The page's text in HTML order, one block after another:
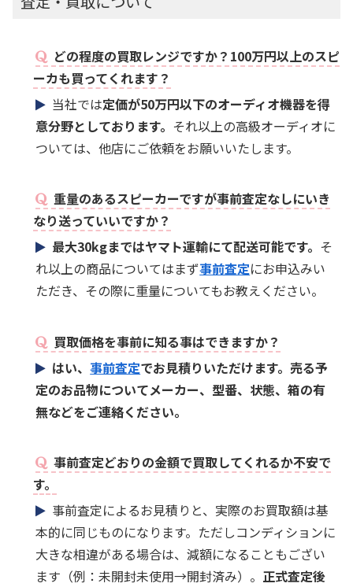
どの程度の買取レンジですか？100万円以上のスピ
ーカも買ってくれます？
当社では定価が50万円以下のオーディオ機器を得
意分野としております。 それ以上の高級オーディオに
ついては、他店にご依頼をお願いいたします。
重量のあるスピーカーですが事前査定なしにいき
なり送っていいですか？
最大30kgまではヤマト運輸にて配送可能です。 そ
れ以上の商品についてはまず事前査定にお申込みい
ただき、その際に重量についてもお教えください。
買取価格を事前に知る事はできますか？
はい、事前査定でお見積りいただけます。売る予
定のお品物についてメーカー、型番、状態、箱の有
無などをご連絡ください。
事前査定どおりの金額で買取してくれるか不安で
す。
事前査定によるお見積りと、実際のお買取額は基
本的に同じものになります。ただしコンディションに
大きな相違がある場合は、減額になることもござい
ます（例：未開封未使用→開封済み）。 正式査定後